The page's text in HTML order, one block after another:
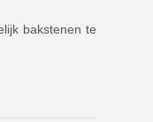
bakstenen te